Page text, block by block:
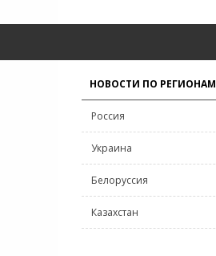
НОВОСТИ ПО РЕГИОНАМ
Россия
Украина
Белоруссия
Казахстан